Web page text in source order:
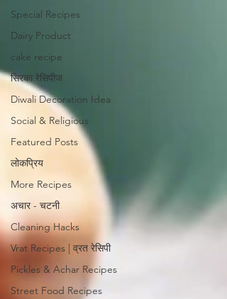
Special Recipes
Dairy Product
cake recipe
सिरका रेसिपीज
Diwali Decoration Idea
Social & Religious
Featured Posts
लोकप्रिय
More Recipes
अचार - चटनी
Cleaning Hacks
Vrat Recipes | व्रत रेसिपी
Pickles & Achar Recipes
Street Food Recipes